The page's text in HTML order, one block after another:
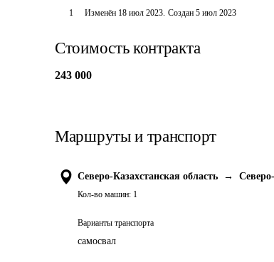
1 Изменён 18 июл 2023. Создан 5 июл 2023
Стоимость контракта
243 000
Маршруты и транспорт
Северо-Казахстанская область →
Кол-во машин: 1
Варианты транспорта
самосвал